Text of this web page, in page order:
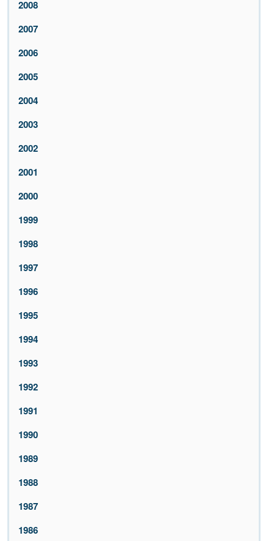
2008
2007
2006
2005
2004
2003
2002
2001
2000
1999
1998
1997
1996
1995
1994
1993
1992
1991
1990
1989
1988
1987
1986